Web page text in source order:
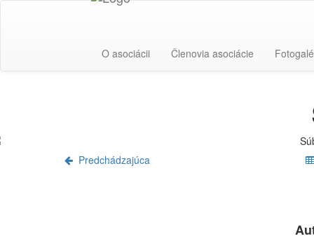
O asociácii Členovia asociácie
Predchádzajúca